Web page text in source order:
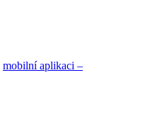
mobilní aplikaci –